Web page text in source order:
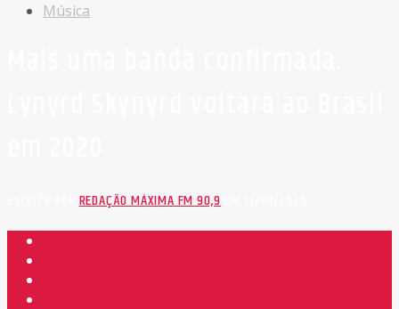
Música
ESCRITO PORREDAÇÃO MÁXIMA FM 90,9EM 13/01/2020